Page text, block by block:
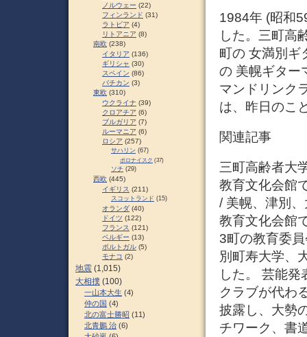
1984年 (昭和
した。三町高
町の 女満別ギ
の 美幌ギター
マンドリンク
は、昨日のこ
関連記事
三町高齢者大
教育文化会館
/ 美幌、津別
教育文化会館
3町の教育委
別町寿大学、
した。 芸能
クラブが代わ
披露し、大勢
チワーク、書
ノルウェー (22)
フィンランド (31)
ラトビア (4)
リトアニア (8)
南欧 (238)
イタリア (136)
ギリシャ (30)
スペイン (86)
バチカン (3)
東欧 (310)
ウクライナ (39)
クロアチア (6)
ブルガリア (7)
ルーマニア (6)
ロシア (257)
サハリン (67)
ポロナイスク (37)
ソチ (29)
西欧 (445)
イギリス (211)
スコットランド (15)
オランダ (40)
ドイツ (122)
フランス (121)
ベルギー (13)
ポルトガル (5)
モナコ (2)
地震 (1,015)
大相撲 (100)
一山本大生 (4)
仲の国 (4)
北の富士勝昭 (11)
北青鵬 治 (6)